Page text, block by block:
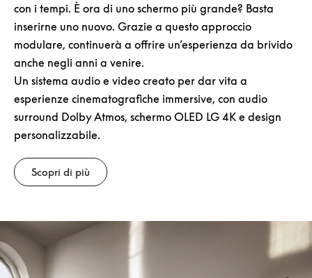
con i tempi. È ora di uno schermo più grande? Basta
inserirne uno nuovo. Grazie a questo approccio
modulare, continuerà a offrire un’esperienza da brivido
anche negli anni a venire.
Un sistema audio e video creato per dar vita a
esperienze cinematografiche immersive, con audio
surround Dolby Atmos, schermo OLED LG 4K e design
personalizzabile.
Scopri di più